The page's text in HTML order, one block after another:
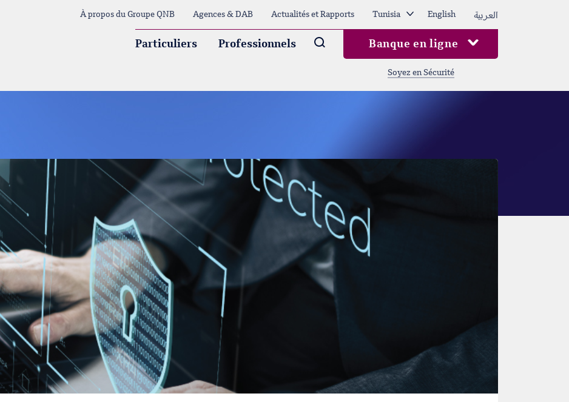
À propos du Groupe QNB Agences & DAB Actualités et Rapports Tunisia English العربية
Particuliers Professionnels Arama Banque en ligne
Soyez en Sécurité